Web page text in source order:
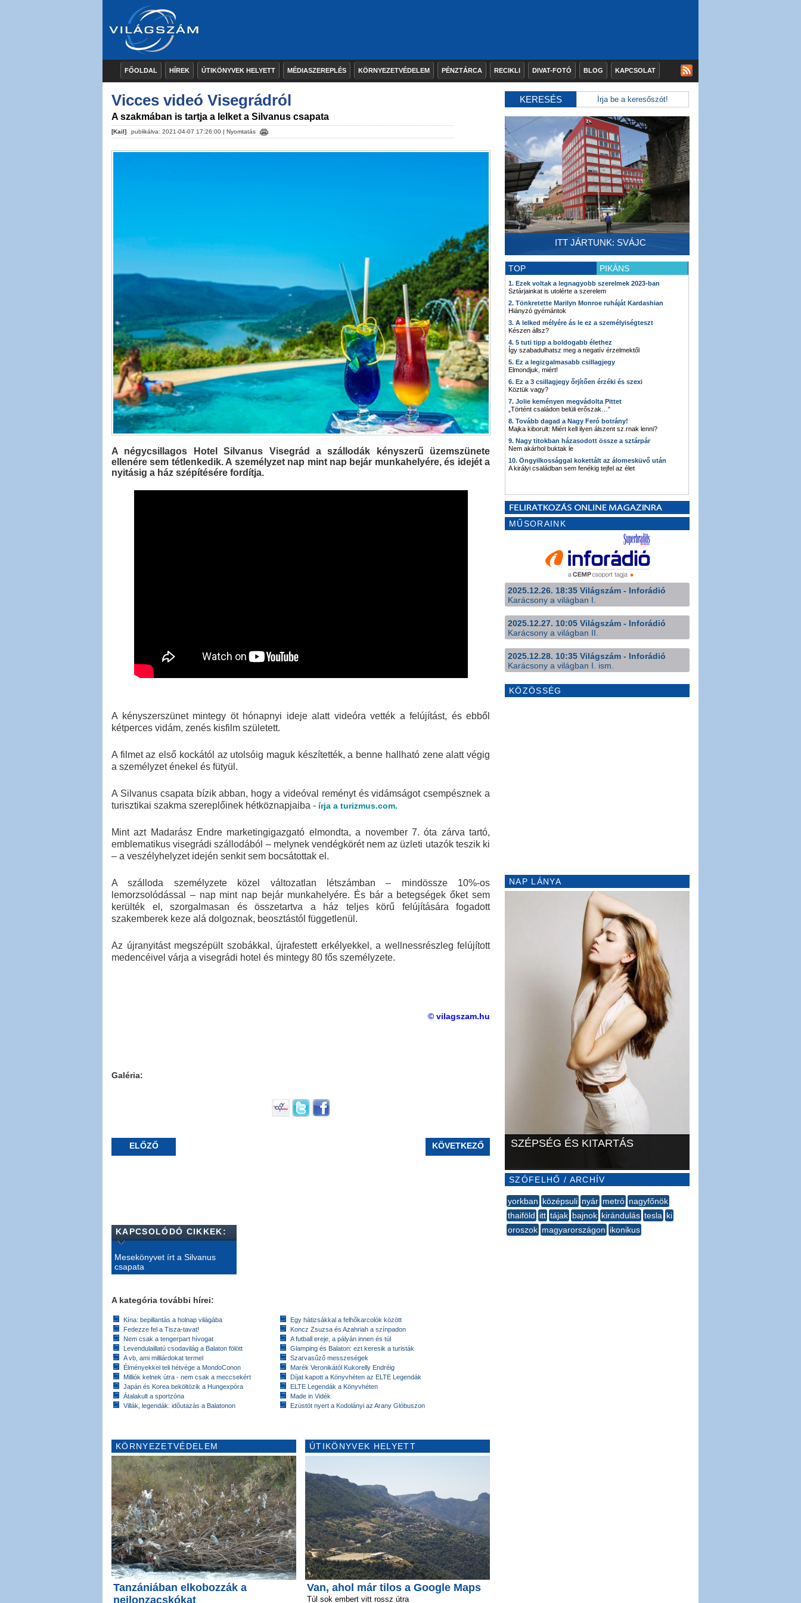
FŐOLDAL HÍREK ÚTIKÖNYVEK HELYETT MÉDIASZEREPLÉS KÖRNYEZETVÉDELEM PÉNZTÁRCA RECIKLI DIVAT-FOTÓ BLOG KAPCSOLAT
Vicces videó Visegrádról
A szakmában is tartja a lelket a Silvanus csapata
[Kail] publikálva: 2021-04-07 17:26:00 | Nyomtatás
A négycsillagos Hotel Silvanus Visegrád a szállodák kényszerű üzemszünete
ellenére sem tétlenkedik. A személyzet nap mint nap bejár munkahelyére, és idejét a
nyitásig a ház szépítésére fordítja.
A kényszerszünet mintegy öt hónapnyi ideje alatt videóra vették a felújítást, és ebből
kétperces vidám, zenés kisfilm született.
A filmet az első kockától az utolsóig maguk készítették, a benne hallható zene alatt végig
a személyzet énekel és fütyül.
A Silvanus csapata bízik abban, hogy a videóval reményt és vidámságot csempésznek a
turisztikai szakma szereplőinek hétköznapjaiba - írja a turizmus.com.
Mint azt Madarász Endre marketingigazgató elmondta, a november 7. óta zárva tartó,
emblematikus visegrádi szállodából – melynek vendégkörét nem az üzleti utazók teszik ki
– a veszélyhelyzet idején senkit sem bocsátottak el.
A szálloda személyzete közel változatlan létszámban – mindössze 10%-os
lemorzsolódással ­– nap mint nap bejár munkahelyére. És bár a betegségek őket sem
kerülték el, szorgalmasan és összetartva a ház teljes körű felújítására fogadott
szakemberek keze alá dolgoznak, beosztástól függetlenül.
Az újranyitást megszépült szobákkal, újrafestett erkélyekkel, a wellnessrészleg felújított
medencéivel várja a visegrádi hotel és mintegy 80 fős személyzete.
© vilagszam.hu
Galéria:
ELŐZŐ KÖVETKEZŐ
KAPCSOLÓDÓ CIKKEK:
Mesekönyvet írt a Silvanus
csapata
A kategória további hírei:
Kína: bepillantás a holnap világába
Fedezze fel a Tisza-tavat!
Nem csak a tengerpart hívogat
Levendulaillatú csodavilág a Balaton fölött
A vb, ami milliárdokat termel
Élményekkel teli hétvége a MondoConon
Milliók kelnek útra - nem csak a meccsekért
Japán és Korea beköltözik a Hungexpóra
Átalakult a sportzóna
Villák, legendák: időutazás a Balatonon
Egy hátizsákkal a felhőkarcolók között
Koncz Zsuzsa és Azahriah a színpadon
A futball ereje, a pályán innen és túl
Glamping és Balaton: ezt keresik a turisták
Szarvasűző messzeségek
Marék Veronikától Kukorelly Endréig
Díjat kapott a Könyvhéten az ELTE Legendák
ELTE Legendák a Könyvhéten
Made in Vidék
Ezüstöt nyert a Kodolányi az Arany Glóbuszon
KÖRNYEZETVÉDELEM
Tanzániában elkobozzák a
nejlonzacskókat
ÚTIKÖNYVEK HELYETT
Van, ahol már tilos a Google Maps
Túl sok embert vitt rossz útra
KERESÉS
ITT JÁRTUNK: SVÁJC
TOP PIKÁNS
1. Ezek voltak a legnagyobb szerelmek 2023-ban
Sztárjainkat is utolérte a szerelem
2. Tönkretette Marilyn Monroe ruháját Kardashian
Hiányzó gyémántok
3. A lelked mélyére ás le ez a személyiségteszt
Készen állsz?
4. 5 tuti tipp a boldogabb élethez
Így szabadulhatsz meg a negatív érzelmektől
5. Ez a legizgalmasabb csillagjegy
Elmondjuk, miért!
6. Ez a 3 csillagjegy őrjítően érzéki és szexi
Köztük vagy?
7. Jolie keményen megvádolta Pittet
„Történt családon belüli erőszak…”
8. Tovább dagad a Nagy Feró botrány!
Majka kiborult: Miért kell ilyen álszent sz.rnak lenni?
9. Nagy titokban házasodott össze a sztárpár
Nem akárhol buktak le
10. Öngyilkossággal kokettált az álomesküvő után
A királyi családban sem fenékig tejfel az élet
MŰSORAINK
2025.12.26. 18:35 Világszám - Inforádió
Karácsony a világban I.
2025.12.27. 10:05 Világszám - Inforádió
Karácsony a világban II.
2025.12.28. 10:35 Világszám - Inforádió
Karácsony a világban I. ism.
KÖZÖSSÉG
NAP LÁNYA
SZÉPSÉG ÉS KITARTÁS
SZÓFELHŐ / ARCHÍV
yorkban középsuli nyár metró nagyfőnök
thaiföld itt tájak bajnok ​kirándulás tesla ki
oroszok magyarországon ikonikus